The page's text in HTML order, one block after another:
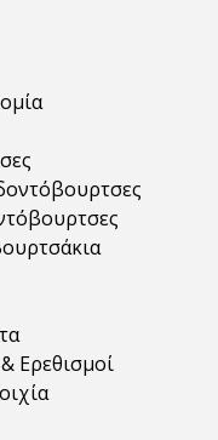
Ερεθισμοί